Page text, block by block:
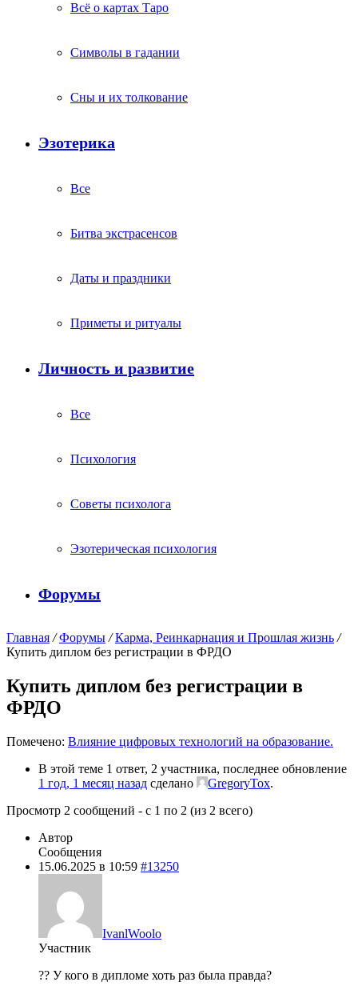
Всё о картах Таро
Символы в гадании
Сны и их толкование
Эзотерика
Все
Битва экстрасенсов
Даты и праздники
Приметы и ритуалы
Личность и развитие
Все
Психология
Советы психолога
Эзотерическая психология
Форумы
Главная / Форумы / Карма, Реинкарнация и Прошлая жизнь /
Купить диплом без регистрации в ФРДО
Купить диплом без регистрации в
ФРДО
Помечено: Влияние цифровых технологий на образование.
В этой теме 1 ответ, 2 участника, последнее обновление
1 год, 1 месяц назад сделано GregoryTox.
Просмотр 2 сообщений - с 1 по 2 (из 2 всего)
Автор
Сообщения
15.06.2025 в 10:59 #13250
IvanlWoolo
Участник
?? У кого в дипломе хоть раз была правда?